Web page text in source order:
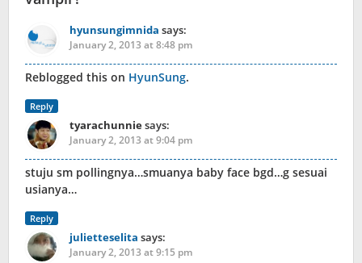
hyunsungimnida says:
January 2, 2013 at 8:48 pm
Reblogged this on HyunSung.
Reply
tyarachunniesays:
January 2, 2013 at 9:04 pm
stuju sm pollingnya…smuanya baby face bgd…g sesuai
usianya…
Reply
julietteselita says:
January 2, 2013 at 9:15 pm